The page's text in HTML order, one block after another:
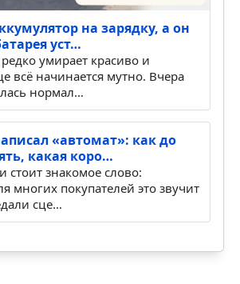
на зарядку, а он
уст…
умирает красиво и
всё начинается мутно. Вчера
нормал…
«автомат»: как до
какая коро…
стоит знакомое слово:
многих покупателей это звучит
сце…